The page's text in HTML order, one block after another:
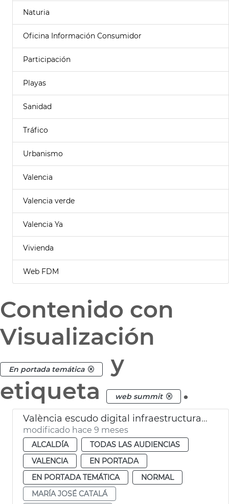
Naturia
Oficina Información Consumidor
Participación
Playas
Sanidad
Tráfico
Urbanismo
Valencia
Valencia verde
Valencia Ya
Vivienda
Web FDM
Contenido con
Visualización
En portada temática
y
etiqueta
web summit .
València escudo digital infraestructuras críticas
modificado hace 9 meses
ALCALDÍA
TODAS LAS AUDIENCIAS
VALENCIA
EN PORTADA
EN PORTADA TEMÁTICA
NORMAL
MARÍA JOSÉ CATALÁ